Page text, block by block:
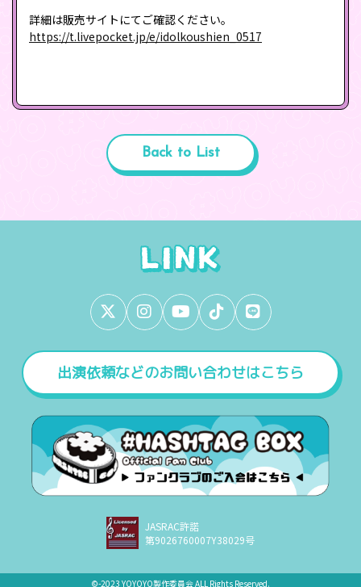
詳細は販売サイトにてご確認ください。
https://t.livepocket.jp/e/idolkoushien_0517
Back to List
出演依頼などのお問い合わせはこちら
JASRAC許諾
第9026760007Y38029号
©︎-2023 YOYOYO製作委員会 ALL Rights Reserved.